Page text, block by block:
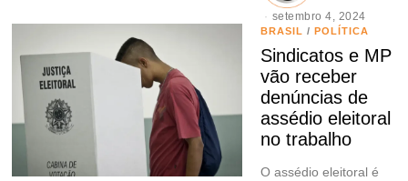
setembro 4, 2024
BRASIL / POLÍTICA
Sindicatos e MP
vão receber
denúncias de
assédio eleitoral
no trabalho
O assédio eleitoral é